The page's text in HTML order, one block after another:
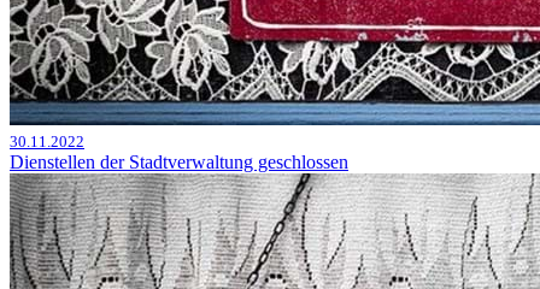
30.11.2022
Dienstellen der Stadtverwaltung geschlossen